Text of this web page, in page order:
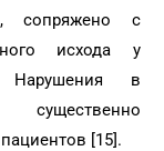
сопряжено с
исхода у
Нарушения в
существенно
[15].